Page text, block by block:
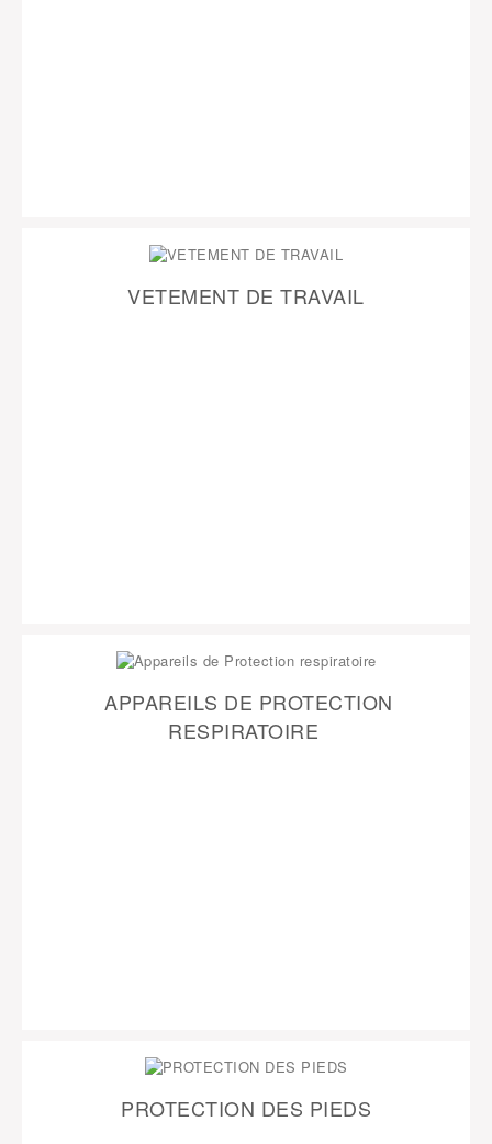
VETEMENT DE TRAVAIL
APPAREILS DE PROTECTION
RESPIRATOIRE
PROTECTION DES PIEDS